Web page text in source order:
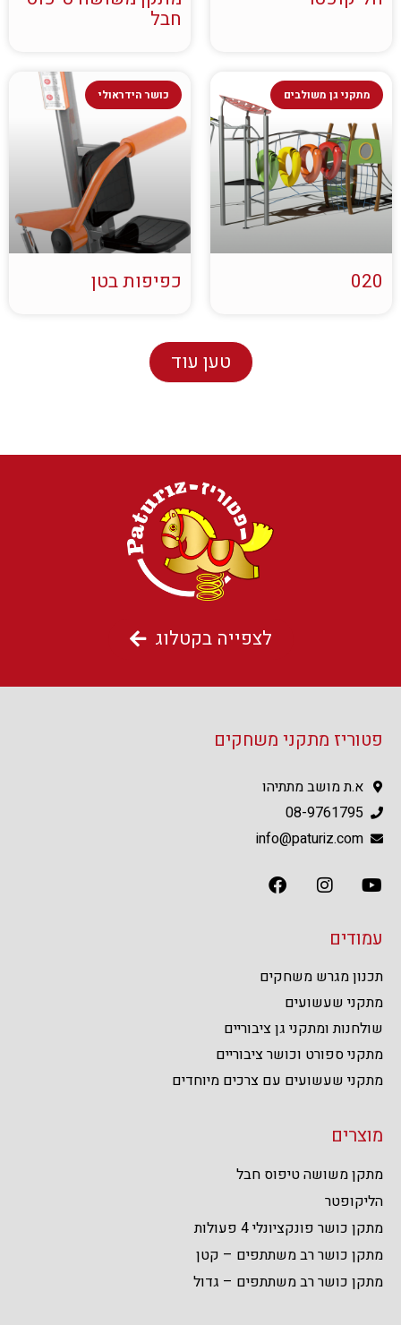
חבל
מתקני גן משולבים
020
כושר הידראולי
כפיפות בטן
טען עוד
לצפייה בקטלוג
פטוריז מתקני משחקים
א.ת מושב מתתיהו
08-9761795
info@paturiz.com
עמודים
תכנון מגרש משחקים
מתקני שעשועים
שולחנות ומתקני גן ציבוריים
מתקני ספורט וכושר ציבוריים
מתקני שעשועים עם צרכים מיוחדים
מוצרים
מתקן משושה טיפוס חבל
הליקופטר
מתקן כושר פונקציונלי 4 פעולות
מתקן כושר רב משתתפים – קטן
מתקן כושר רב משתתפים – גדול